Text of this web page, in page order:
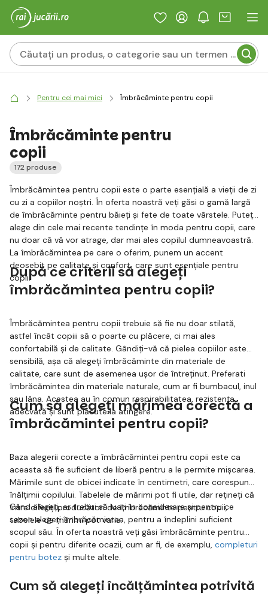
Pentru cei mai mici Îmbrăcăminte pentru copii
Îmbrăcăminte pentru
copii
172 produse
Îmbrăcămintea pentru copii este o parte esențială a vieții de zi
cu zi a copiilor noștri. În oferta noastră veți găsi o gamă largă
de îmbrăcăminte pentru băieți și fete de toate vârstele. Puteți
alege din cele mai recente tendințe în moda pentru copii, care
nu doar că vă vor atrage, dar mai ales copilul dumneavoastră.
La îmbrăcămintea pe care o oferim, punem un accent
deosebit pe calitate și confort, care sunt esențiale pentru
copii.
După ce criterii să alegeți
îmbrăcămintea pentru copii?
Îmbrăcămintea pentru copii trebuie să fie nu doar stilată,
astfel încât copiii să o poarte cu plăcere, ci mai ales
confortabilă și de calitate. Gândiți-vă că pielea copiilor este
sensibilă, așa că alegeți îmbrăcăminte din materiale de
calitate, care sunt de asemenea ușor de întreținut. Preferati
îmbrăcămintea din materiale naturale, cum ar fi bumbacul, inul
sau lâna. Acestea au în comun respirabilitatea, rezistența
adecvată și sunt plăcute la atingere.
Cum să alegeți mărimea corectă a
îmbrăcămintei pentru copii?
Baza alegerii corecte a îmbrăcămintei pentru copii este ca
aceasta să fie suficient de liberă pentru a le permite mișcarea.
Mărimile sunt de obicei indicate în centimetri, care corespund
înălțimii copilului. Tabelele de mărimi pot fi utile, dar rețineți că
între diferiți producători de îmbrăcăminte pentru copii,
tabelele de mărimi pot varia.
Când alegeți, ar trebui să luați în considerare și pentru ce
sezon alegeți îmbrăcămintea, pentru a îndeplini suficient
scopul său. În oferta noastră veți găsi îmbrăcăminte pentru
copii și pentru diferite ocazii, cum ar fi, de exemplu, completuri
pentru botez și multe altele.
Cum să alegeți încălțămintea potrivită